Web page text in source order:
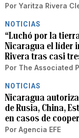
Por Yaritza Rivera
NOTICIAS
“Luchó por la
Nicaragua el líder
Rivera tras casi
Por The Associated
NOTICIAS
Nicaragua
de Rusia, China,
en casos de
Por Agencia EFE